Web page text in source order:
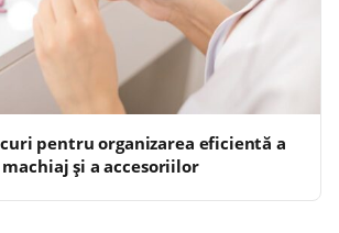
pentru organizarea eficientă a
și a accesoriilor